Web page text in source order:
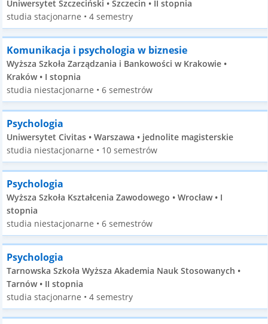
Uniwersytet Szczeciński • Szczecin • II stopnia
studia stacjonarne • 4 semestry
Komunikacja i psychologia w biznesie
Wyższa Szkoła Zarządzania i Bankowości w Krakowie •
Kraków • I stopnia
studia niestacjonarne • 6 semestrów
Psychologia
Uniwersytet Civitas • Warszawa • jednolite magisterskie
studia niestacjonarne • 10 semestrów
Psychologia
Wyższa Szkoła Kształcenia Zawodowego • Wrocław • I
stopnia
studia niestacjonarne • 6 semestrów
Psychologia
Tarnowska Szkoła Wyższa Akademia Nauk Stosowanych •
Tarnów • II stopnia
studia stacjonarne • 4 semestry